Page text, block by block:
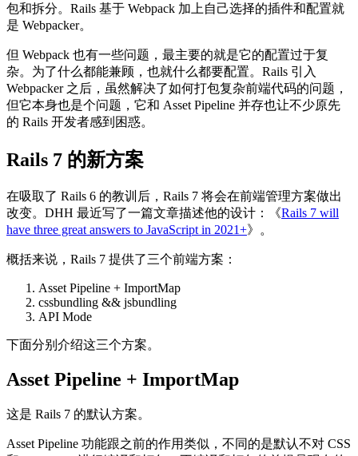
包和拆分。Rails 基于 Webpack 加上自己选择的插件和配置就
是 Webpacker。
但 Webpack 也有一些问题，最主要的就是它的配置过于复
杂。为了什么都能兼顾，也就什么都要配置。Rails 引入
Webpacker 之后，虽然解决了如何打包复杂前端代码的问题，
但它本身也是个问题，它和 Asset Pipeline 并存也让不少原先
的 Rails 开发者感到困惑。
Rails 7 的新方案
在吸取了 Rails 6 的教训后，Rails 7 将会在前端管理方案做出
改变。DHH 最近写了一篇文章描述他的设计：《Rails 7 will
have three great answers to JavaScript in 2021+》。
概括来说，Rails 7 提供了三个前端方案：
Asset Pipeline + ImportMap
cssbundling && jsbundling
API Mode
下面分别介绍这三个方案。
Asset Pipeline + ImportMap
这是 Rails 7 的默认方案。
Asset Pipeline 功能跟之前的作用类似，不同的是默认不对 CSS